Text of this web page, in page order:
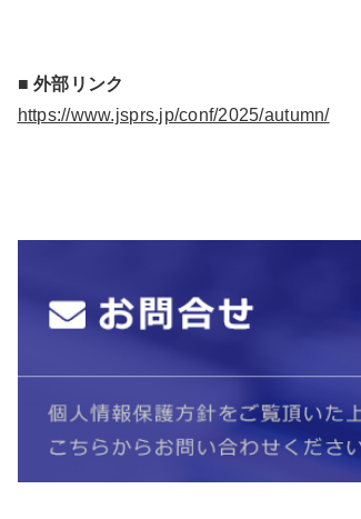
■ 外部リンク
https://www.jsprs.jp/conf/2025/autumn/